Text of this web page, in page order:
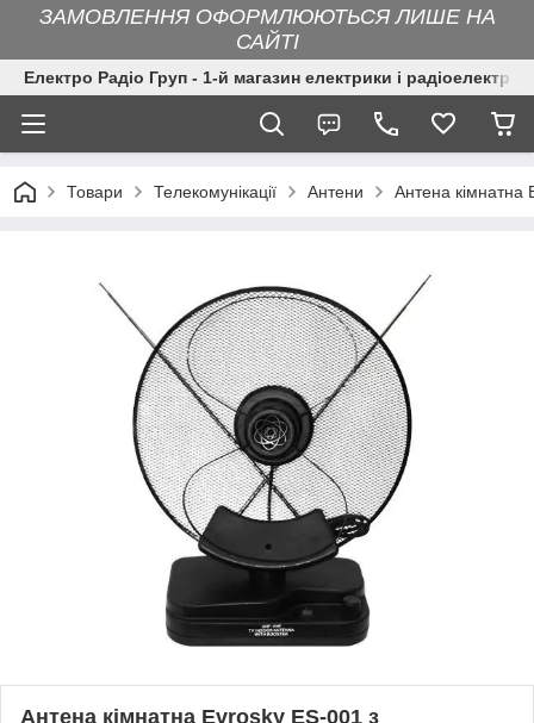
ЗАМОВЛЕННЯ ОФОРМЛЮЮТЬСЯ ЛИШЕ НА
САЙТІ
Електро Радіо Груп - 1-й магазин електрики і
Товари Телекомунікації Антени Антена
Антена кімнатна Evrosky ES-001 з